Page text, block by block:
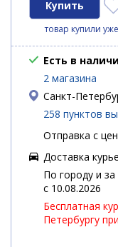
товар купили
Есть в
2 магазина
Санкт-
258 пунктов
Отправка с
Доставка
По городу и
c 10.08.2026
Бесплатная
Петербургу